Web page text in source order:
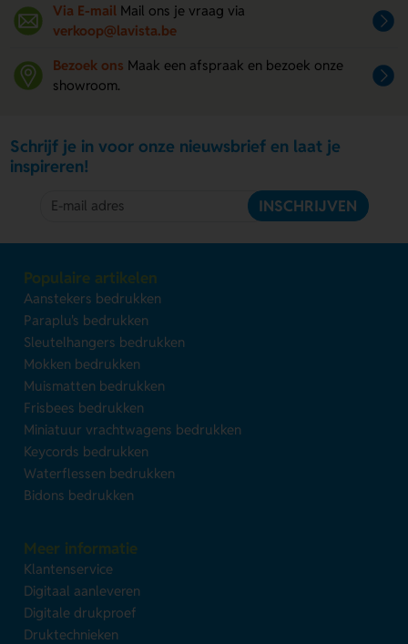
Via E-mail Mail ons je vraag via
verkoop@lavista.be
Bezoek ons Maak een afspraak en bezoek onze
showroom.
Schrijf je in voor onze nieuwsbrief en laat je
inspireren!
INSCHRIJVEN
Populaire artikelen
Aanstekers bedrukken
Paraplu's bedrukken
Sleutelhangers bedrukken
Mokken bedrukken
Muismatten bedrukken
Frisbees bedrukken
Miniatuur vrachtwagens bedrukken
Keycords bedrukken
Waterflessen bedrukken
Bidons bedrukken
Meer informatie
Klantenservice
Digitaal aanleveren
Digitale drukproef
Druktechnieken